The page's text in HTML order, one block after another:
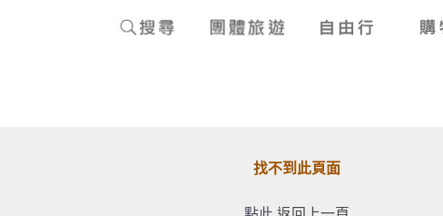
找不到此頁面